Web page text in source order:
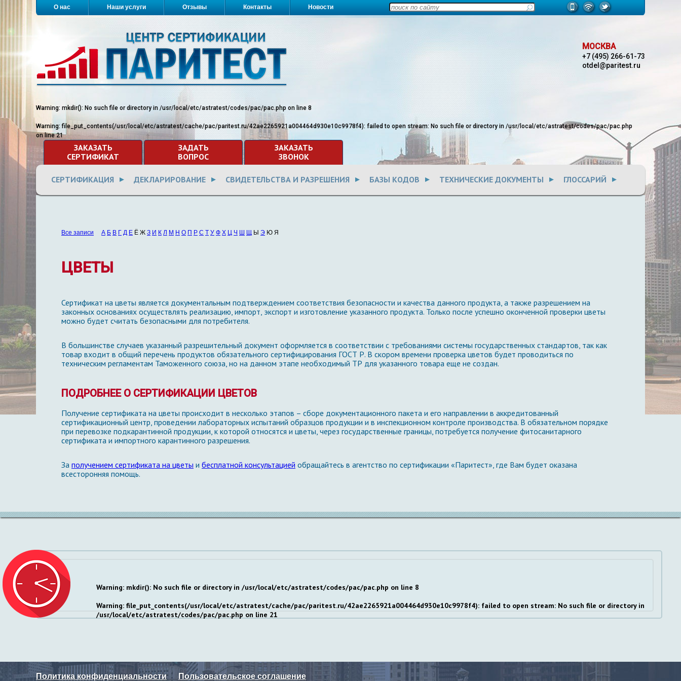
О нас Наши услуги Отзывы Контакты Новости
МОСКВА
+7 (495) 266-61-73
otdel@paritest.ru
Warning: mkdir(): No such file or directory in /usr/local/etc/astratest/codes/pac/pac.php on line 8
Warning: file_put_contents(/usr/local/etc/astratest/cache/pac/paritest.ru/42ae2265921a004464d930e10c9978f4): failed to open stream: No such file or directory in /usr/local/etc/astratest/codes/pac/pac.php
on line21
ЗАКАЗАТЬ
СЕРТИФИКАТ
ЗАДАТЬ
ВОПРОС
ЗАКАЗАТЬ
ЗВОНОК
СЕРТИФИКАЦИЯ ДЕКЛАРИРОВАНИЕ СВИДЕТЕЛЬСТВА И РАЗРЕШЕНИЯ БАЗЫ КОДОВ ТЕХНИЧЕСКИЕ ДОКУМЕНТЫ ГЛОССАРИЙ
Все записи А Б В Г Д Е Ё Ж З И К Л М Н О П Р С Т У Ф Х Ц Ч Ш Щ Ы Э Ю Я
ЦВЕТЫ
Сертификат на цветы является документальным подтверждением соответствия безопасности и качества данного продукта, а также разрешением на
законных основаниях осуществлять реализацию, импорт, экспорт и изготовление указанного продукта. Только после успешно оконченной проверки цветы
можно будет считать безопасными для потребителя.
В большинстве случаев указанный разрешительный документ оформляется в соответствии с требованиями системы государственных стандартов, так как
товар входит в общий перечень продуктов обязательного сертифицирования ГОСТ Р. В скором времени проверка цветов будет проводиться по
техническим регламентам Таможенного союза, но на данном этапе необходимый ТР для указанного товара еще не создан.
ПОДРОБНЕЕ О СЕРТИФИКАЦИИ ЦВЕТОВ
Получение сертификата на цветы происходит в несколько этапов – сборе документационного пакета и его направлении в аккредитованный
сертификационный центр, проведении лабораторных испытаний образцов продукции и в инспекционном контроле производства. В обязательном порядке
при перевозке подкарантинной продукции, к которой относятся и цветы, через государственные границы, потребуется получение фитосанитарного
сертификата и импортного карантинного разрешения.
За получением сертификата на цветы и бесплатной консультацией обращайтесь в агентство по сертификации «Паритест», где Вам будет оказана
всесторонняя помощь.
Warning: mkdir(): No such file or directory in /usr/local/etc/astratest/codes/pac/pac.php on line 8
Warning: file_put_contents(/usr/local/etc/astratest/cache/pac/paritest.ru/42ae2265921a004464d930e10c9978f4): failed to open stream: No such file or directory in
/usr/local/etc/astratest/codes/pac/pac.php on line 21
Политика конфиденциальности Пользовательское соглашение